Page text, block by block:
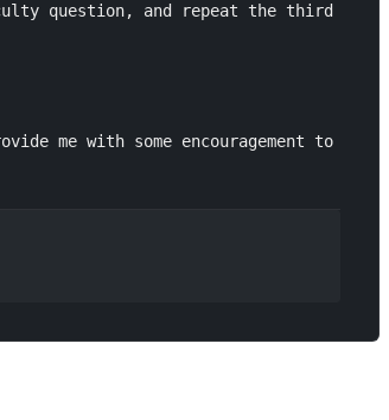
question, and repeat the third
me with some encouragement to